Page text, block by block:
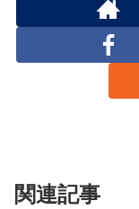
関連記事